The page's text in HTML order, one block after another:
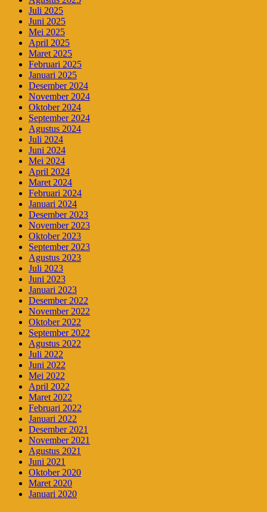
Juli 2025
Juni 2025
Mei 2025
April 2025
Maret 2025
Februari 2025
Januari 2025
Desember 2024
November 2024
Oktober 2024
September 2024
Agustus 2024
Juli 2024
Juni 2024
Mei 2024
April 2024
Maret 2024
Februari 2024
Januari 2024
Desember 2023
November 2023
Oktober 2023
September 2023
Agustus 2023
Juli 2023
Juni 2023
Januari 2023
Desember 2022
November 2022
Oktober 2022
September 2022
Agustus 2022
Juli 2022
Juni 2022
Mei 2022
April 2022
Maret 2022
Februari 2022
Januari 2022
Desember 2021
November 2021
Agustus 2021
Juni 2021
Oktober 2020
Maret 2020
Januari 2020